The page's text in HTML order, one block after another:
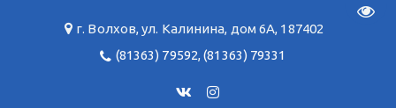
г. Волхов,ул. Калинина, дом 6А, 187402
(81363) 79592,(81363) 79331